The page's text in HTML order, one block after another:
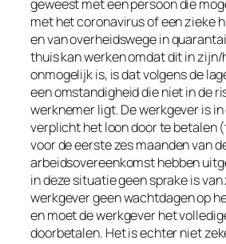
geweest met een persoon die
met het coronavirus of een zieke
en van overheidswege in
thuis kan werken omdat dit in
onmogelijk is, is dat volgens de
een omstandigheid die niet in de
werknemer ligt. De werkgever is
verplicht het loon door te betalen
voor de eerste zes maanden van
arbeidsovereenkomst hebben
in deze situatie geen sprake is
werkgever geen wachtdagen op
en moet de werkgever het
doorbetalen. Het is echter niet